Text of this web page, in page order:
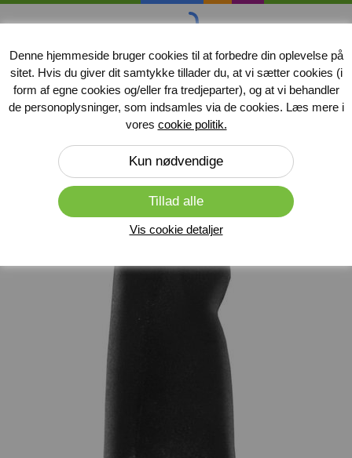
Denne hjemmeside bruger cookies til at forbedre din oplevelse på
sitet. Hvis du giver dit samtykke tillader du, at vi sætter cookies (i
form af egne cookies og/eller fra tredjeparter), og at vi behandler
de personoplysninger, som indsamles via de cookies. Læs mere i
vores cookie politik.
Vis cookie detaljer
Produkter
Forside»Kørestole» Reservedele til kørestole